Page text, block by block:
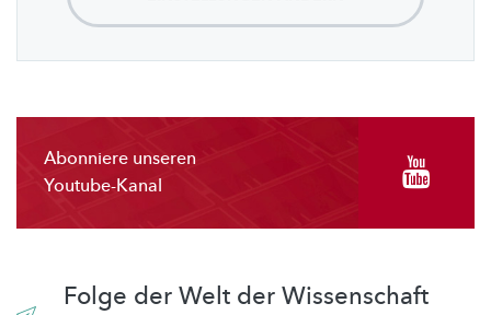
Abonniere unseren
Youtube-Kanal
Folge der Welt der Wissenschaft